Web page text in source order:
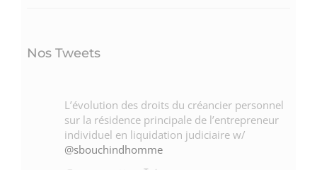
Nos Tweets
L’évolution des droits du créancier personnel
sur la résidence principale de l’entrepreneur
individuel en liquidation judiciaire w/
@sbouchindhomme